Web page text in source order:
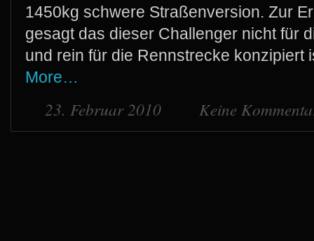
1450kg schwere Straßenversion. Zur
gesagt das dieser Challenger nicht für
und rein für die Rennstrecke konzipiert
More…
23. Februar 2010 Keine